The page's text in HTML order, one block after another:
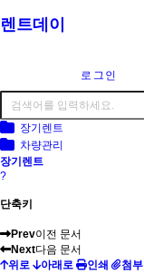
렌트데이
로그인
장기렌트
차량관리
장기렌트
?
단축키
Prev이전 문서
Next다음 문서
위로
아래로 인쇄 첨부